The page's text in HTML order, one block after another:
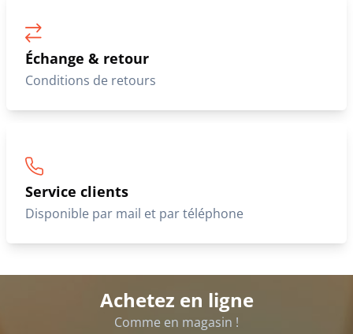
Échange & retour
Conditions de retours
Service clients
Disponible par mail et par téléphone
Achetez en ligne
Comme en magasin !